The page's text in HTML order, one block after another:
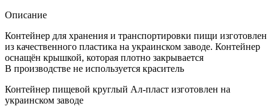
Описание
Контейнер для хранения и транспортировки пищи изготовлен
из качественного пластика на украинском заводе. Контейнер
оснащён крышкой, которая плотно закрывается
В производстве не используется краситель
Контейнер пищевой круглый Ал-пласт изготовлен на
украинском заводе